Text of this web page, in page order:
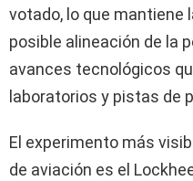
votado, lo que mantiene
posible alineación de la
avances tecnológicos
laboratorios y pistas de
El experimento más
de aviación es el